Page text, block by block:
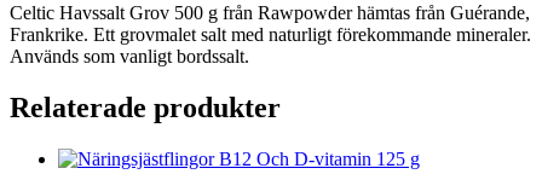
Celtic Havssalt Grov 500 g från Rawpowder hämtas från Guérande,
Frankrike. Ett grovmalet salt med naturligt förekommande mineraler.
Används som vanligt bordssalt.
Relaterade produkter